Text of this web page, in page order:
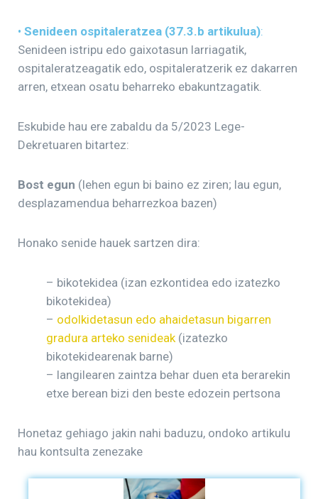
• Senideen ospitaleratzea (37.3.b artikulua):
Senideen istripu edo gaixotasun larriagatik,
ospitaleratzeagatik edo, ospitaleratzerik ez dakarren
arren, etxean osatu beharreko ebakuntzagatik.
Eskubide hau ere zabaldu da 5/2023 Lege-
Dekretuaren bitartez:
Bost egun (lehen egun bi baino ez ziren; lau egun,
desplazamendua beharrezkoa bazen)
Honako senide hauek sartzen dira:
– bikotekidea (izan ezkontidea edo izatezko
bikotekidea)
– odolkidetasun edo ahaidetasun bigarren
gradura arteko senideak(izatezko
bikotekidearenak barne)
– langilearen zaintza behar duen eta berarekin
etxe berean bizi den beste edozein pertsona
Honetaz gehiago jakin nahi baduzu, ondoko artikulu
hau kontsulta zenezake